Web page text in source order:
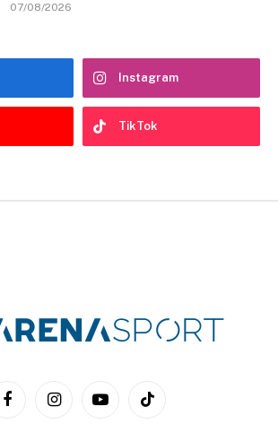
07/08/2026
Instagram
TikTok
FacebookInstagramYouTubeTikTok